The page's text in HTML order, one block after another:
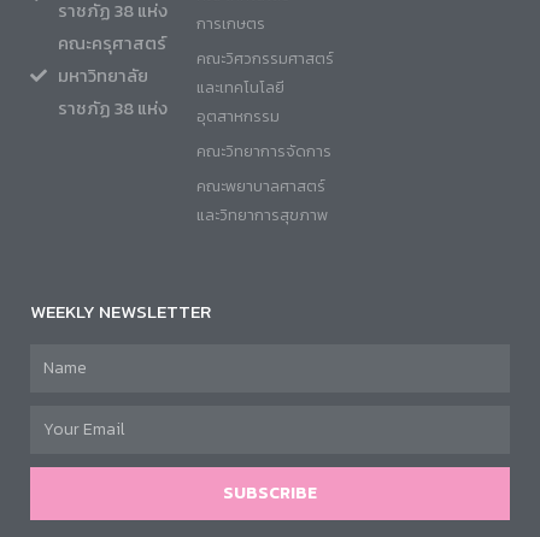
ราชภัฏ 38 แห่ง
คณะครุศาสตร์
มหาวิทยาลัย
ราชภัฏ 38 แห่ง
การเกษตร
คณะวิศวกรรมศาสตร์
และเทคโนโลยี
อุตสาหกรรม
คณะวิทยาการจัดการ
คณะพยาบาลศาสตร์
และวิทยาการสุขภาพ
WEEKLY NEWSLETTER
SUBSCRIBE